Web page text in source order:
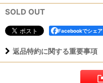
SOLD OUT
Facebookでシェア
返品特約に関する重要事項